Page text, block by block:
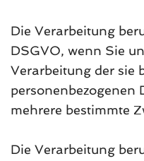
Die Verarbeitung
DSGVO, wenn Sie
Verarbeitung der sie
personenbezogenen
mehrere bestimmte
Die Verarbeitung